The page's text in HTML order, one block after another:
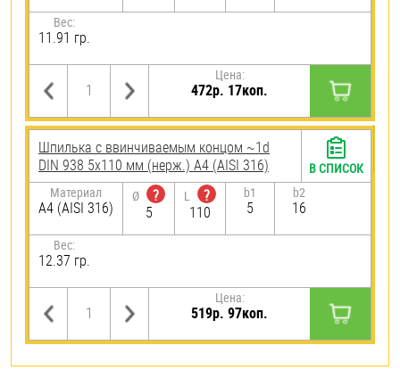
Вес:
11.91 гр.
Цена:
472р. 17коп.
Шпилька c ввинчиваемым концом ~1d
DIN 938 5х110 мм (нерж.) A4 (AISI 316)
Материал
A4 (AISI 316)
Ø
?
5
L
?
110
b1
5
b2
16
Вес:
12.37 гр.
Цена:
519р. 97коп.
В СПИСОК